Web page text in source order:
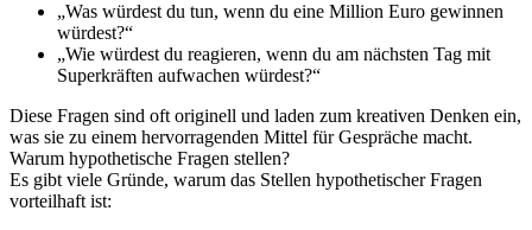
„Was würdest du tun, wenn du eine Million Euro gewinnen
würdest?“
„Wie würdest du reagieren, wenn du am nächsten Tag mit
Superkräften aufwachen würdest?“
Diese Fragen sind oft originell und laden zum kreativen Denken ein,
was sie zu einem hervorragenden Mittel für Gespräche macht.
Warum hypothetische Fragen stellen?
Es gibt viele Gründe, warum das Stellen hypothetischer Fragen
vorteilhaft ist: